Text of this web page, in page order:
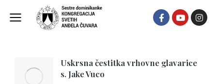
NOVOSTI
Uskrsna čestitka vrhovne glavarice
s. Jake Vuco